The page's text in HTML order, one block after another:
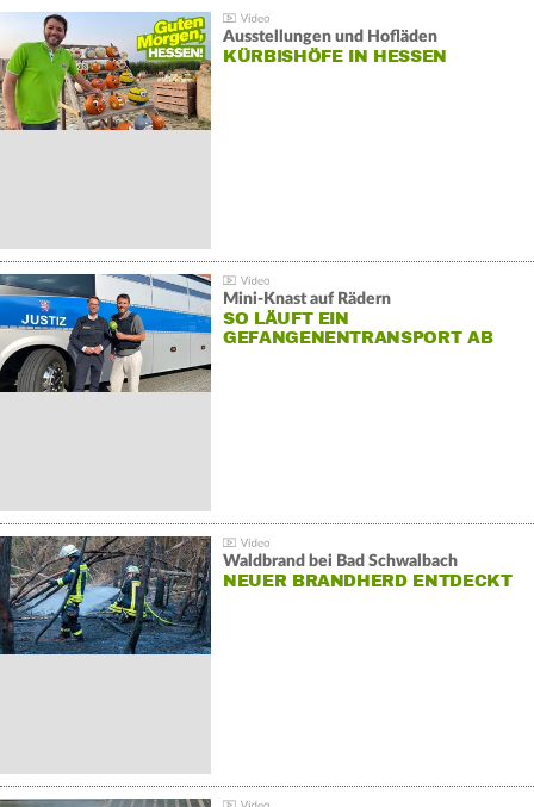
Ausstellungen und Hofläden
KÜRBISHÖFE IN HESSEN
Mini-Knast auf Rädern
SO LÄUFT EIN
GEFANGENENTRANSPORT AB
Waldbrand bei Bad Schwalbach
NEUER BRANDHERD ENTDECKT